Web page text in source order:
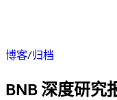
博客/归档
BNB 深度研究